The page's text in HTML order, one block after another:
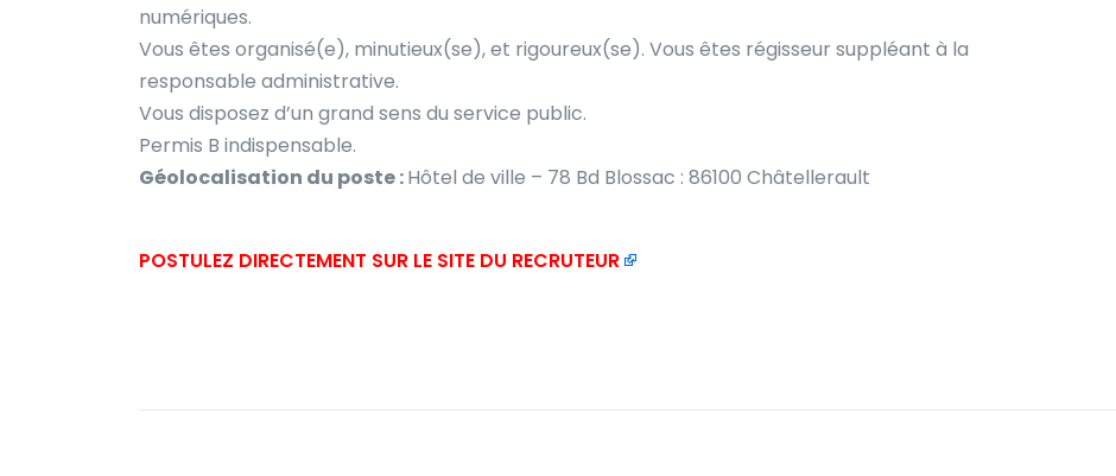
numériques.
Vous êtes organisé(e), minutieux(se), et rigoureux(se). Vous êtes régisseur suppléant à la
responsable administrative.
Vous disposez d’un grand sens du service public.
Permis B indispensable.
Géolocalisation du poste :Hôtel de ville – 78 Bd Blossac : 86100 Châtellerault
POSTULEZ DIRECTEMENT SUR LE SITE DU RECRUTEUR